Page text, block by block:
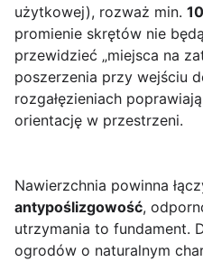
użytkowej), rozważ min.
promienie skrętów nie
przewidzieć „miejsca na
poszerzenia przy wejściu
rozgałęzieniach
orientację w przestrzeni.
Nawierzchnia powinna
antypoślizgowość,
utrzymania to fundament.
ogrodów o naturalnym